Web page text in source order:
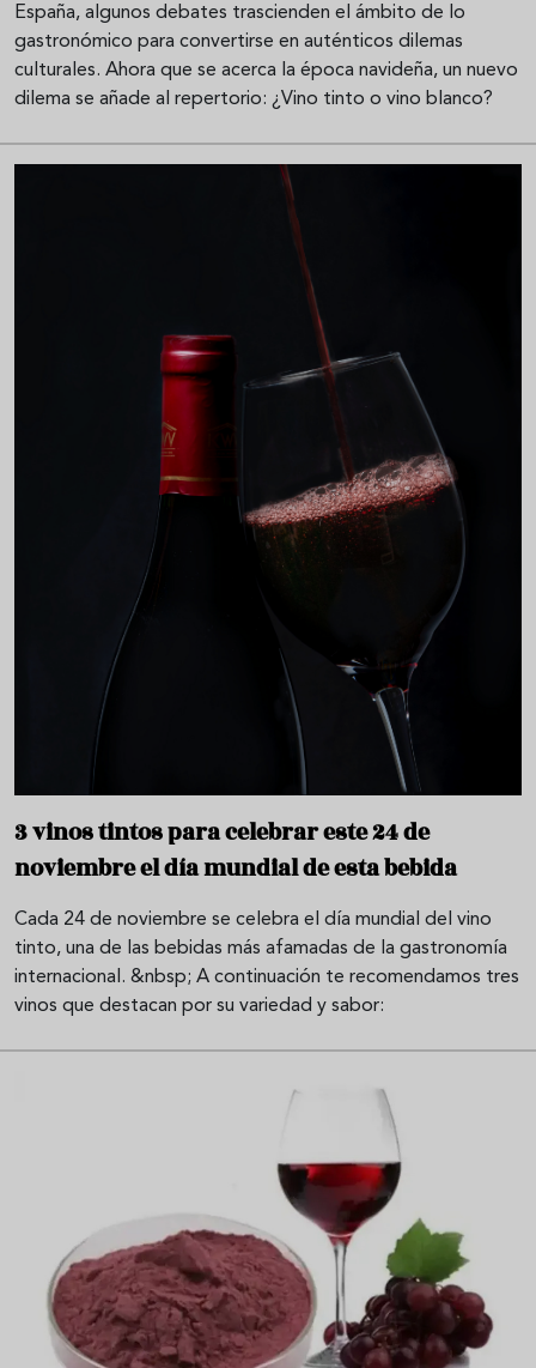
España, algunos debates trascienden el ámbito de lo
gastronómico para convertirse en auténticos dilemas
culturales. Ahora que se acerca la época navideña, un nuevo
dilema se añade al repertorio: ¿Vino tinto o vino blanco?
3 vinos tintos para celebrar este 24 de
noviembre el día mundial de esta bebida
Cada 24 de noviembre se celebra el día mundial del vino
tinto, una de las bebidas más afamadas de la gastronomía
internacional. &nbsp; A continuación te recomendamos tres
vinos que destacan por su variedad y sabor: